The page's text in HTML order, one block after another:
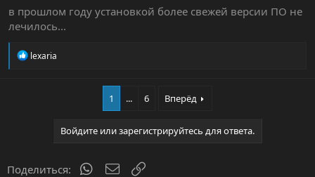
На форуме прочитал, что лечится установкой более свежей
в прошлом году установкой более свежей версии ПО не
лечилось...
Р
lexaria
1 ... 6 Вперёд
Войдите или зарегистрируйтесь для ответа.
Поделиться: WhatsAppЭлектронная почта